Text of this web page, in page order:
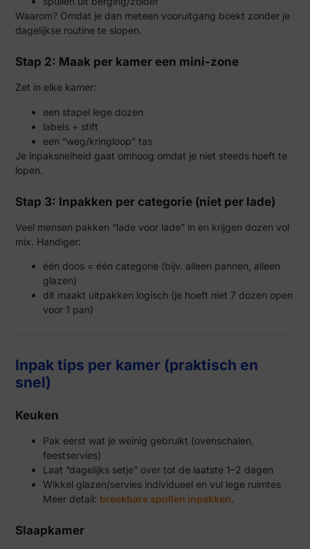
Waarom? Omdat je dan meteen vooruitgang boekt zonder je
dagelijkse routine te slopen.
Stap 2: Maak per kamer een mini-zone
Zet in elke kamer:
een stapel lege dozen
labels + stift
een “weg/kringloop” tas
Je inpaksnelheid gaat omhoog omdat je niet steeds hoeft te
lopen.
Stap 3: Inpakken per categorie (niet per lade)
Veel mensen pakken “lade voor lade” in en krijgen dozen vol
mix. Handiger:
één doos = één categorie (bijv. alleen pannen, alleen
glazen)
dit maakt uitpakken logisch (je hoeft niet 7 dozen open
voor 1 pan)
Inpak tips per kamer (praktisch en
snel)
Keuken
Pak eerst wat je weinig gebruikt (ovenschalen,
feestservies)
Laat “dagelijks setje” over tot de laatste 1–2 dagen
Wikkel glazen/servies individueel en vul lege ruimtes
Meer detail: breekbare spullen inpakken.
Slaapkamer